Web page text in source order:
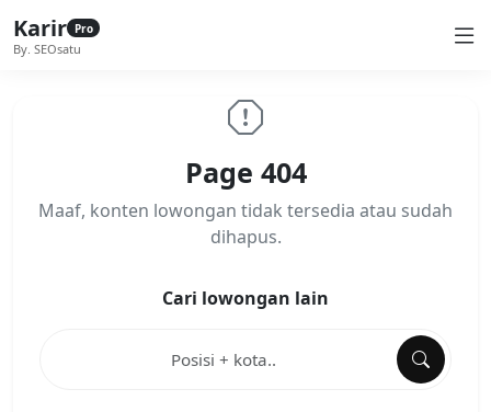
Karir Pro
By. SEOsatu
Page 404
Maaf, konten lowongan tidak tersedia atau sudah
dihapus.
Cari lowongan lain